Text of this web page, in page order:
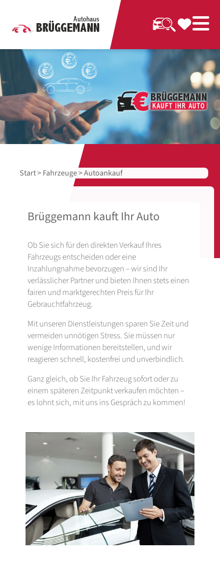
Start>Fahrzeuge> Autoankauf
Brüggemann kauft Ihr Auto
Ob Sie sich für den direkten Verkauf Ihres
Fahrzeugs entscheiden oder eine
Inzahlungnahme bevorzugen – wir sind Ihr
verlässlicher Partner und bieten Ihnen stets einen
fairen und marktgerechten Preis für Ihr
Gebrauchtfahrzeug.
Mit unseren Dienstleistungen sparen Sie Zeit und
vermeiden unnötigen Stress. Sie müssen nur
wenige Informationen bereitstellen, und wir
reagieren schnell, kostenfrei und unverbindlich.
Ganz gleich, ob Sie Ihr Fahrzeug sofort oder zu
einem späteren Zeitpunkt verkaufen möchten –
es lohnt sich, mit uns ins Gespräch zu kommen!